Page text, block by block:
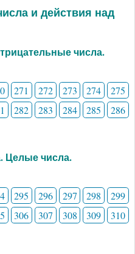
и действия над
числа.
271 272 273 274
275
282 283 284 285
286
Целые числа.
295 296 297 298
299
306 307 308 309
310